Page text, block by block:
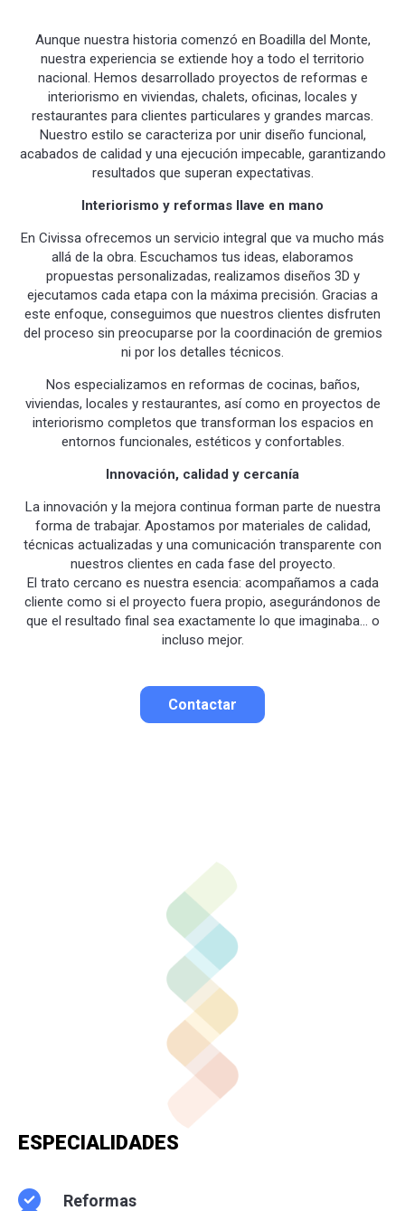
Aunque nuestra historia comenzó en Boadilla del Monte,
nuestra experiencia se extiende hoy a todo el territorio
nacional. Hemos desarrollado proyectos de reformas e
interiorismo en viviendas, chalets, oficinas, locales y
restaurantes para clientes particulares y grandes marcas.
Nuestro estilo se caracteriza por unir diseño funcional,
acabados de calidad y una ejecución impecable, garantizando
resultados que superan expectativas.
Interiorismo y reformas llave en mano
En Civissa ofrecemos un servicio integral que va mucho más
allá de la obra. Escuchamos tus ideas, elaboramos
propuestas personalizadas, realizamos diseños 3D y
ejecutamos cada etapa con la máxima precisión. Gracias a
este enfoque, conseguimos que nuestros clientes disfruten
del proceso sin preocuparse por la coordinación de gremios
ni por los detalles técnicos.
Nos especializamos en reformas de cocinas, baños,
viviendas, locales y restaurantes, así como en proyectos de
interiorismo completos que transforman los espacios en
entornos funcionales, estéticos y confortables.
Innovación, calidad y cercanía
La innovación y la mejora continua forman parte de nuestra
forma de trabajar. Apostamos por materiales de calidad,
técnicas actualizadas y una comunicación transparente con
nuestros clientes en cada fase del proyecto.
El trato cercano es nuestra esencia: acompañamos a cada
cliente como si el proyecto fuera propio, asegurándonos de
que el resultado final sea exactamente lo que imaginaba… o
incluso mejor.
Contactar
ESPECIALIDADES
Reformas